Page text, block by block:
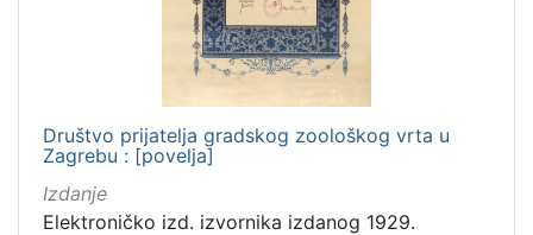
Društvo prijatelja gradskog zoološkog vrta u
Zagrebu : [povelja]
Izdanje
Elektroničko izd. izvornika izdanog 1929.